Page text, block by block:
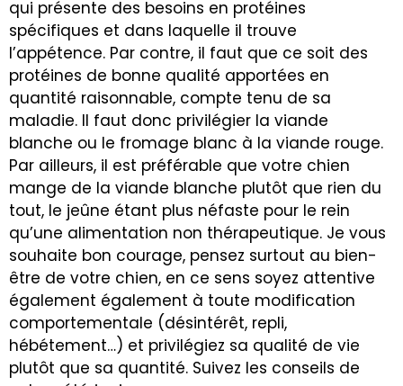
qui présente des besoins en protéines
spécifiques et dans laquelle il trouve
l’appétence. Par contre, il faut que ce soit des
protéines de bonne qualité apportées en
quantité raisonnable, compte tenu de sa
maladie. Il faut donc privilégier la viande
blanche ou le fromage blanc à la viande rouge.
Par ailleurs, il est préférable que votre chien
mange de la viande blanche plutôt que rien du
tout, le jeûne étant plus néfaste pour le rein
qu’une alimentation non thérapeutique. Je vous
souhaite bon courage, pensez surtout au bien-
être de votre chien, en ce sens soyez attentive
également également à toute modification
comportementale (désintérêt, repli,
hébétement…) et privilégiez sa qualité de vie
plutôt que sa quantité. Suivez les conseils de